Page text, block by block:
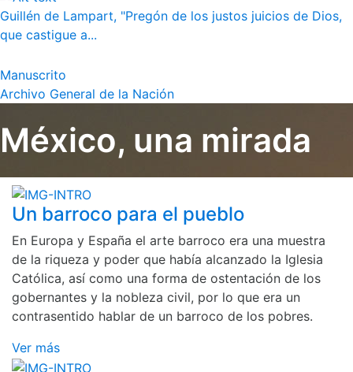
Guillén de Lampart, "Pregón de los justos juicios de Dios,
que castigue a...
Manuscrito
Archivo General de la Nación
México, una mirada
Un barroco para el pueblo
En Europa y España el arte barroco era una muestra
de la riqueza y poder que había alcanzado la Iglesia
Católica, así como una forma de ostentación de los
gobernantes y la nobleza civil, por lo que era un
contrasentido hablar de un barroco de los pobres.
Ver más